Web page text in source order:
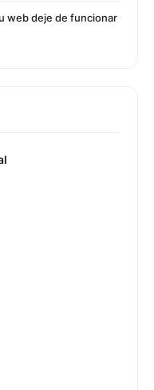
web deje de funcionar